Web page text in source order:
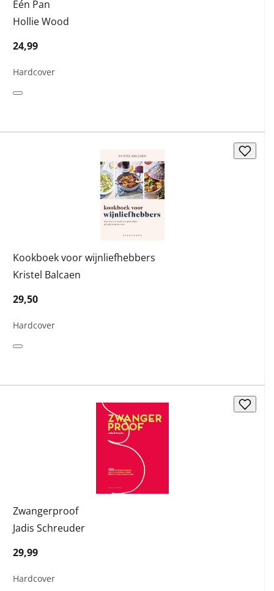
Één Pan
Hollie Wood
24,99
Hardcover
Kookboek voor wijnliefhebbers
Kristel Balcaen
29,50
Hardcover
Zwangerproof
Jadis Schreuder
29,99
Hardcover